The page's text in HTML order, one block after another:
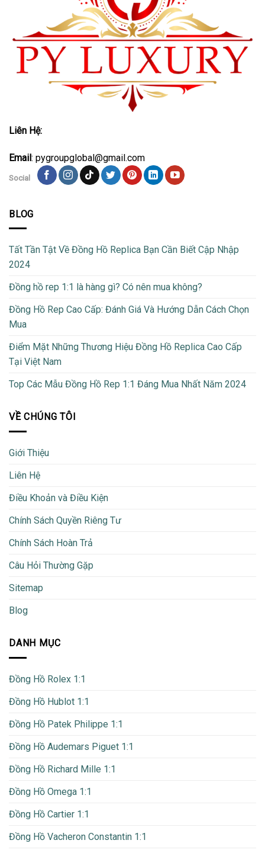
Liên Hệ:
Email: pygroupglobal@gmail.com
Social
BLOG
Tất Tần Tật Về Đồng Hồ Replica Bạn Cần Biết Cập Nhập
2024
Đồng hồ rep 1:1 là hàng gì? Có nên mua không?
Đồng Hồ Rep Cao Cấp: Đánh Giá Và Hướng Dẫn Cách Chọn
Mua
Điểm Mặt Những Thương Hiệu Đồng Hồ Replica Cao Cấp
Tại Việt Nam
Top Các Mẫu Đồng Hồ Rep 1:1 Đáng Mua Nhất Năm 2024
VỀ CHÚNG TÔI
Giới Thiệu
Liên Hệ
Điều Khoản và Điều Kiện
Chính Sách Quyền Riêng Tư
Chính Sách Hoàn Trả
Câu Hỏi Thường Gặp
Sitemap
Blog
DANH MỤC
Đồng Hồ Rolex 1:1
Đồng Hồ Hublot 1:1
Đồng Hồ Patek Philippe 1:1
Đồng Hồ Audemars Piguet 1:1
Đồng Hồ Richard Mille 1:1
Đồng Hồ Omega 1:1
Đồng Hồ Cartier 1:1
Đồng Hồ Vacheron Constantin 1:1